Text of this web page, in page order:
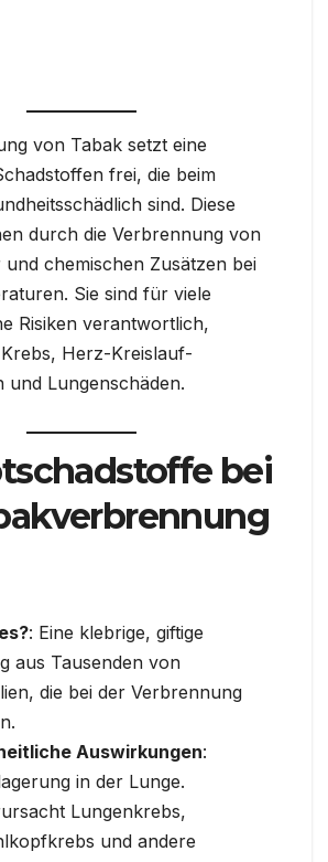
von Tabak setzt eine
frei, die beim
sind. Diese
durch die Verbrennung von
und chemischen Zusätzen bei
Sie sind für viele
Risiken verantwortlich,
Herz-Kreislauf-
und Lungenschäden.
bei
: Eine klebrige, giftige
aus Tausenden von
die bei der Verbrennung
Auswirkungen:
in der Lunge.
Lungenkrebs,
und andere